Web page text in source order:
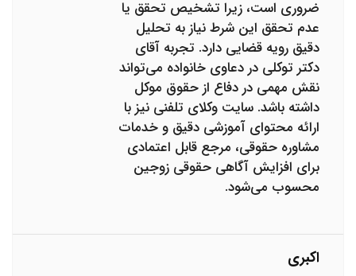
ضروری است، زیرا تشخیص تحقق یا
عدم تحقق این شرط نیاز به تحلیل
دقیق رویه قضایی دارد. تجربه آقای
دکتر توکلی در دعاوی خانواده می‌تواند
نقش مهمی در دفاع از حقوق موکل
داشته باشد. سایت وکلای تلفنی نیز با
ارائه محتوای آموزشی دقیق و خدمات
مشاوره حقوقی، مرجع قابل اعتمادی
برای افزایش آگاهی حقوقی زوجین
محسوب می‌شود.
اکبری